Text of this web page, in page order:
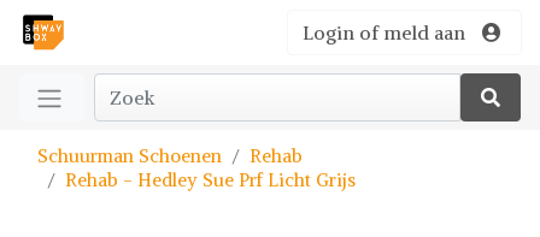
Login of meld aan
Schuurman Schoenen
Rehab
Rehab - Hedley Sue Prf Licht Grijs